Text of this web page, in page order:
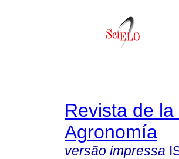
Revista de
Agronomía
versão impressa